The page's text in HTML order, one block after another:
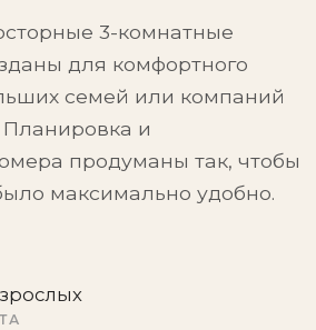
3-комнатные
для комфортного
семей или компаний
Планировка и
продуманы так, чтобы
максимально удобно.